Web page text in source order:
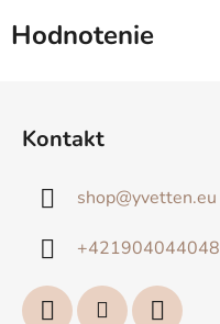
Hodnotenie
Kontakt
shop@yvetten.eu
+421904044048